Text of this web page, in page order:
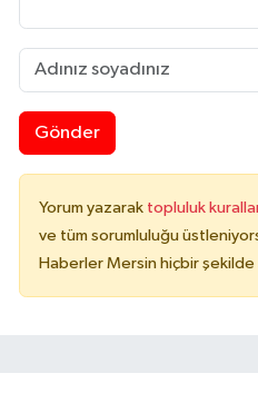
Gönder
Yorum yazarak topluluk
ve tüm sorumluluğu
Haberler Mersin hiçbir